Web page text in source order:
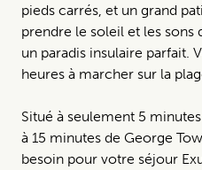
pieds carrés, et un grand
prendre le soleil et les sons
un paradis insulaire parfait.
heures à marcher sur la
Situé à seulement 5
à 15 minutes de George
besoin pour votre séjour